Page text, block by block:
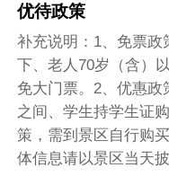
优待政策
补充说明：1、免票政
下、老人70岁（含）
免大门票。2、优惠政
之间、学生持学生证
策，需到景区自行购
体信息请以景区当天披